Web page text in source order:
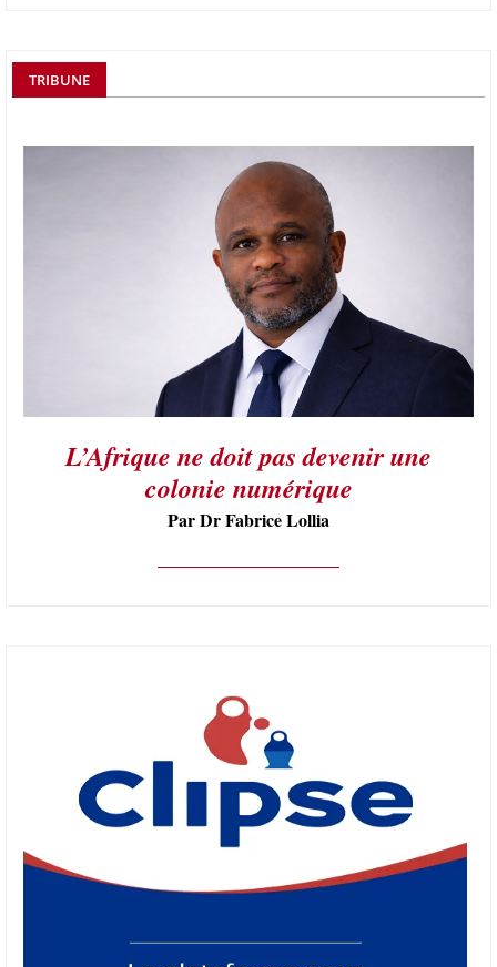
TRIBUNE
L’Afrique ne doit pas devenir une
colonie numérique
Par Dr Fabrice Lollia